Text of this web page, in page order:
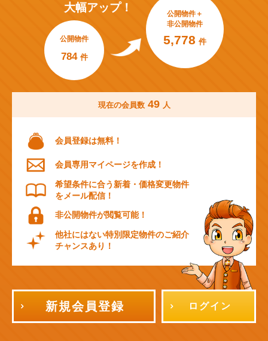
大幅アップ！
公開物件
784 件
公開物件＋
非公開物件
5,778 件
現在の会員数 49 人
会員登録は無料！
会員専用マイページを作成！
希望条件に合う新着・価格変更物件
をメール配信！
非公開物件が閲覧可能！
他社にはない特別限定物件のご紹介
チャンスあり！
新規会員登録 ログイン